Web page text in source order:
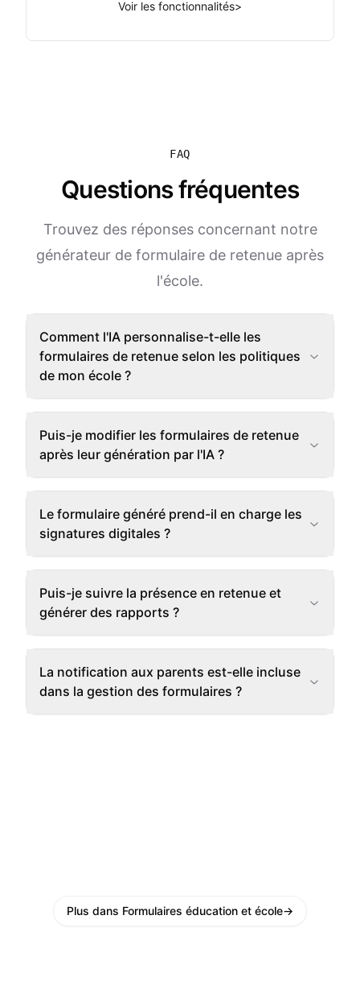
Voir les fonctionnalités>
FAQ
Questions fréquentes
Trouvez des réponses concernant notre
générateur de formulaire de retenue après
l'école.
Comment l'IA personnalise-t-elle les
formulaires de retenue selon les politiques
de mon école ?
Puis-je modifier les formulaires de retenue
après leur génération par l'IA ?
Le formulaire généré prend-il en charge les
signatures digitales ?
Puis-je suivre la présence en retenue et
générer des rapports ?
La notification aux parents est-elle incluse
dans la gestion des formulaires ?
Plus dans Formulaires éducation et école→